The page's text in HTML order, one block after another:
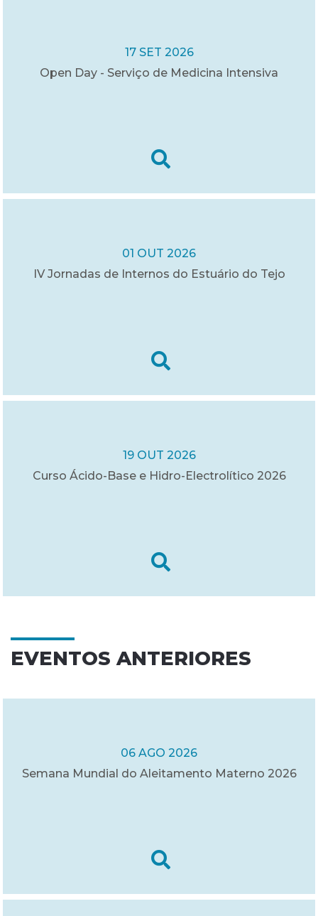
17 SET 2026
Open Day - Serviço de Medicina Intensiva
01 OUT 2026
IV Jornadas de Internos do Estuário do Tejo
19 OUT 2026
Curso Ácido-Base e Hidro-Electrolítico 2026
EVENTOS ANTERIORES
06 AGO 2026
Semana Mundial do Aleitamento Materno 2026